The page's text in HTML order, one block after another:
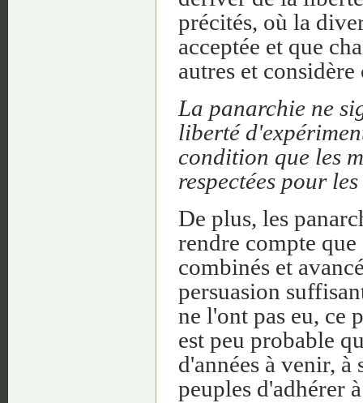
précités, où la
acceptée et que
autres et
La panarchie ne
liberté
condition que les
respectées pour
De plus, les
rendre compte que
combinés et
persuasion
ne l'ont pas eu, ce
est peu probable
d'années à venir,
peuples d'adhérer